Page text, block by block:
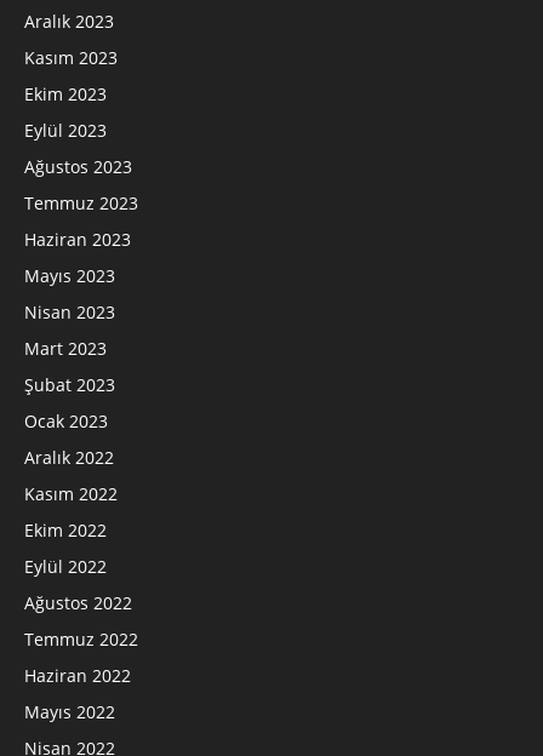
Aralık 2023
Kasım 2023
Ekim 2023
Eylül 2023
Ağustos 2023
Temmuz 2023
Haziran 2023
Mayıs 2023
Nisan 2023
Mart 2023
Şubat 2023
Ocak 2023
Aralık 2022
Kasım 2022
Ekim 2022
Eylül 2022
Ağustos 2022
Temmuz 2022
Haziran 2022
Mayıs 2022
Nisan 2022